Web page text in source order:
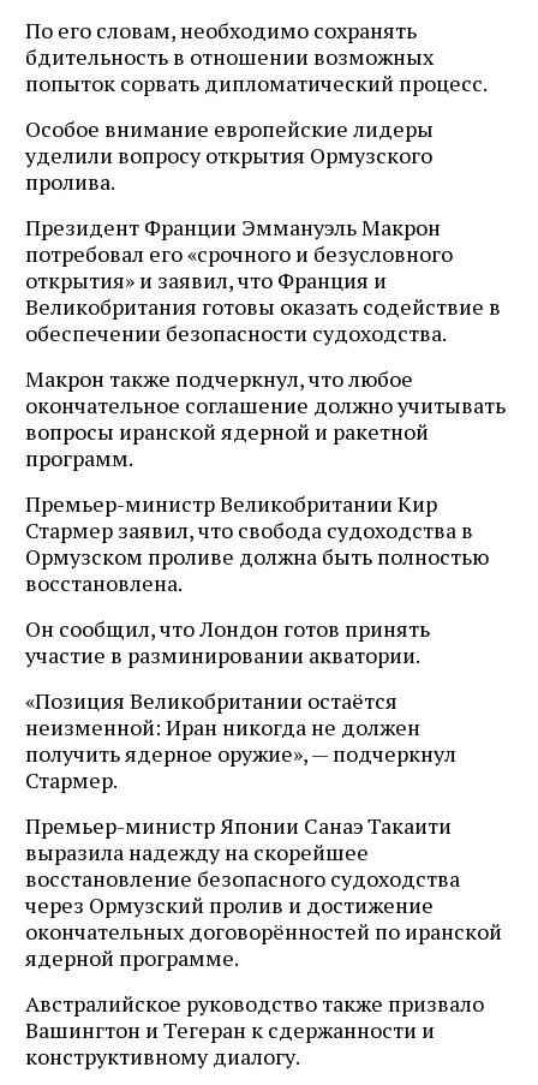
По его словам, необходимо сохранять
бдительность в отношении возможных
попыток сорвать дипломатический процесс.
Особое внимание европейские лидеры
уделили вопросу открытия Ормузского
пролива.
Президент Франции Эммануэль Макрон
потребовал его «срочного и безусловного
открытия» и заявил, что Франция и
Великобритания готовы оказать содействие в
обеспечении безопасности судоходства.
Макрон также подчеркнул, что любое
окончательное соглашение должно учитывать
вопросы иранской ядерной и ракетной
программ.
Премьер-министр Великобритании Кир
Стармер заявил, что свобода судоходства в
Ормузском проливе должна быть полностью
восстановлена.
Он сообщил, что Лондон готов принять
участие в разминировании акватории.
«Позиция Великобритании остаётся
неизменной: Иран никогда не должен
получить ядерное оружие», — подчеркнул
Стармер.
Премьер-министр Японии Санаэ Такаити
выразила надежду на скорейшее
восстановление безопасного судоходства
через Ормузский пролив и достижение
окончательных договорённостей по иранской
ядерной программе.
Австралийское руководство также призвало
Вашингтон и Тегеран к сдержанности и
конструктивному диалогу.